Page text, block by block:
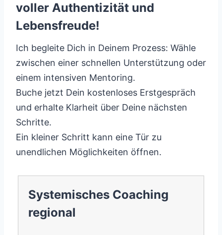
voller Authentizität und
Lebensfreude!
Ich begleite Dich in Deinem Prozess: Wähle
zwischen einer schnellen Unterstützung oder
einem intensiven Mentoring.
Buche jetzt Dein kostenloses Erstgespräch
und erhalte Klarheit über Deine nächsten
Schritte.
Ein kleiner Schritt kann eine Tür zu
unendlichen Möglichkeiten öffnen.
Systemisches Coaching
regional